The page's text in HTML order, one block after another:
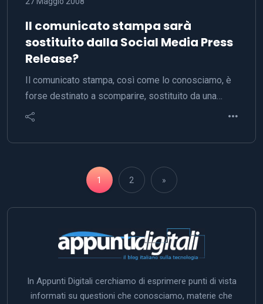
Il comunicato stampa sarà
sostituito dalla Social Media Press
Release?
Il comunicato stampa, così come lo conosciamo, è
forse destinato a scomparire, sostituito da una…
1 2 »
In Appunti Digitali cerchiamo di esprimere punti di vista
informati su questioni che conosciamo, materie che